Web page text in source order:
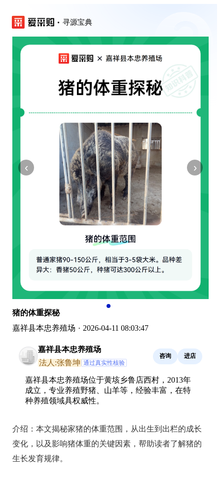
寻源宝典
‹ ›
猪的体重探秘
嘉祥县本忠养殖场 · 2026-04-11 08:03:47
嘉祥县本忠养殖场
法人:张鲁坤 通过真实性核验
咨询 进店
嘉祥县本忠养殖场位于黄垓乡鲁店西村，2013年
成立，专业养殖野猪、山羊等，经验丰富，在特
种养殖领域具权威性。
介绍： 本文揭秘家猪的体重范围，从出生到出栏的成长
变化，以及影响猪体重的关键因素，帮助读者了解猪的
生长发育规律。